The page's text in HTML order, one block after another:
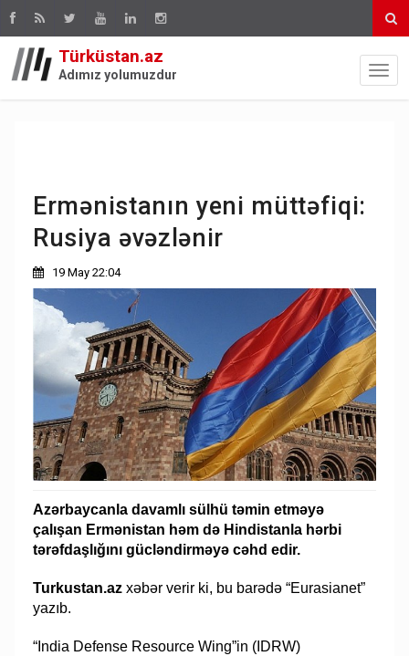
Türküstan.az
Adımız yolumuzdur
Ermənistanın yeni müttəfiqi:
Rusiya əvəzlənir
19 May 22:04
Azərbaycanla davamlı sülhü təmin etməyə
çalışan Ermənistan həm də Hindistanla hərbi
tərəfdaşlığını gücləndirməyə cəhd edir.
Turkustan.az xəbər verir ki, bu barədə “Eurasianet”
yazıb.
“India Defense Resource Wing”in (IDRW)